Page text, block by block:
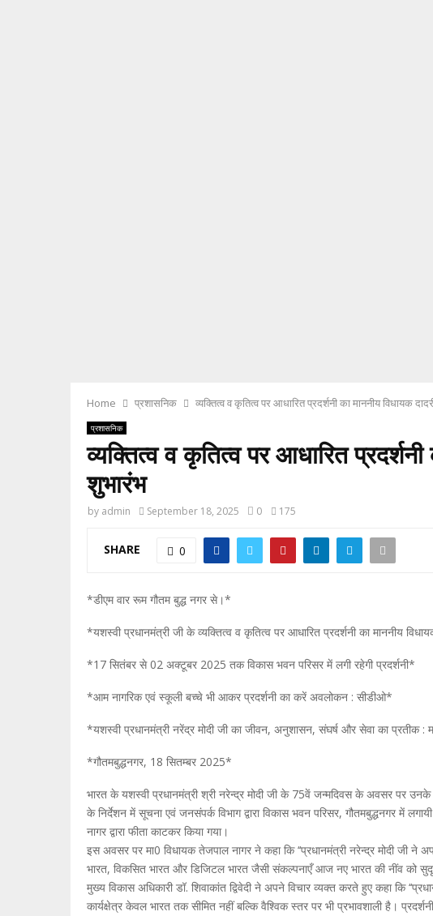
Home प्रशासनिक व्यक्तित्व व कृतित्व पर आधारित प्रदर्शनी का माननीय विधायक
प्रशासनिक
व्यक्तित्व व कृतित्व पर आधारित
शुभारंभ
by admin September 18, 2025 0 175
SHARE 0
*डीएम वार रूम गौतम बुद्ध नगर से।*
*यशस्वी प्रधानमंत्री जी के व्यक्तित्व व कृतित्व पर आधारित प्रदर्शनी का माननीय
*17 सितंबर से 02 अक्टूबर 2025 तक विकास भवन परिसर में लगी रहेगी प्रदर्शनी*
*आम नागरिक एवं स्कूली बच्चे भी आकर प्रदर्शनी का करें अवलोकन : सीडीओ*
*यशस्वी प्रधानमंत्री नरेंद्र मोदी जी का जीवन, अनुशासन, संघर्ष और सेवा का प्रतीक :
*गौतमबुद्धनगर, 18 सितम्बर 2025*
भारत के यशस्वी प्रधानमंत्री श्री नरेन्द्र मोदी जी के 75वें जन्मदिवस के अवसर पर उनके
के निर्देशन में सूचना एवं जनसंपर्क विभाग द्वारा विकास भवन परिसर, गौतमबुद्धनगर में
नागर द्वारा फीता काटकर किया गया।
इस अवसर पर मा0 विधायक तेजपाल नागर ने कहा कि ‘‘प्रधानमंत्री नरेन्द्र मोदी जी
भारत, विकसित भारत और डिजिटल भारत जैसी संकल्पनाएँ आज नए भारत की नींव को
मुख्य विकास अधिकारी डॉ. शिवाकांत द्विवेदी ने अपने विचार व्यक्त करते हुए कहा कि
कार्यक्षेत्र केवल भारत तक सीमित नहीं बल्कि वैश्विक स्तर पर भी प्रभावशाली है।